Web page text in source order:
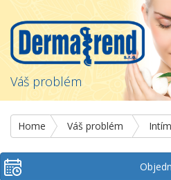
Váš problém
Home Váš problém